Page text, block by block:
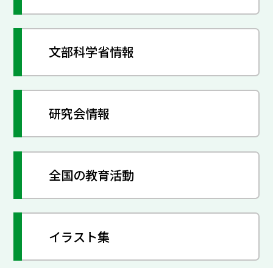
文部科学省情報
研究会情報
全国の教育活動
イラスト集